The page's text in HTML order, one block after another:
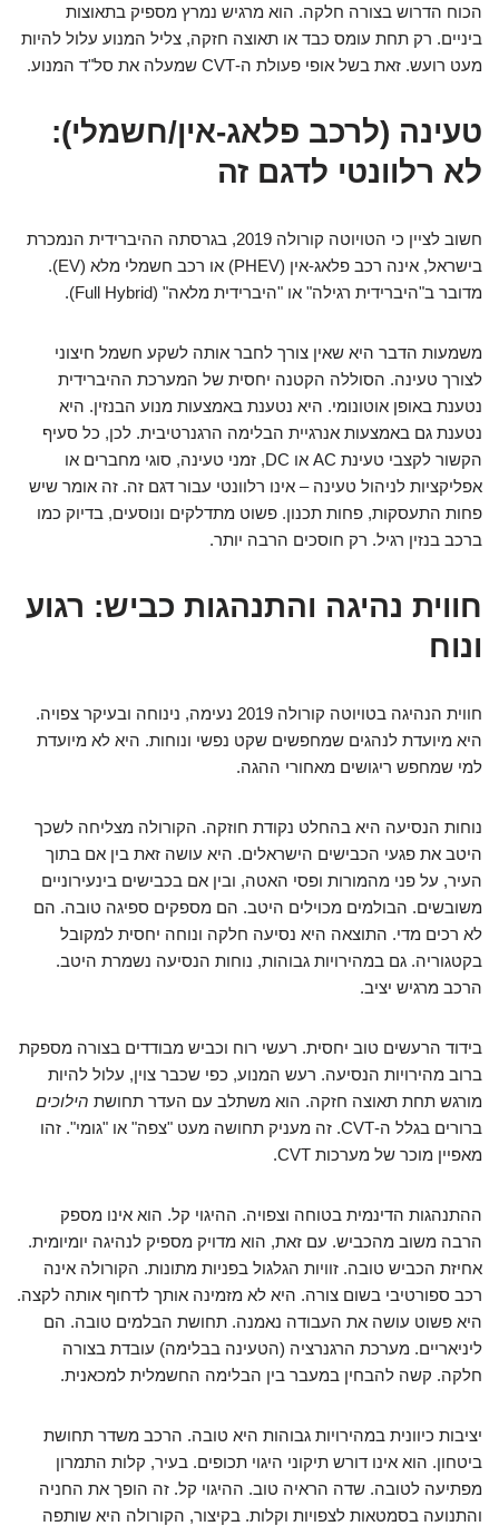
הכוח הדרוש בצורה חלקה. הוא מרגיש נמרץ מספיק בתאוצות
ביניים. רק תחת עומס כבד או תאוצה חזקה, צליל המנוע עלול להיות
מעט רועש. זאת בשל אופי פעולת ה-CVT שמעלה את סל"ד המנוע.
טעינה (לרכב פלאג-אין/חשמלי):
לא רלוונטי לדגם זה
חשוב לציין כי הטויוטה קורולה 2019, בגרסתה ההיברידית הנמכרת
בישראל, אינה רכב פלאג-אין (PHEV) או רכב חשמלי מלא (EV).
מדובר ב"היברידית רגילה" או "היברידית מלאה" (Full Hybrid).
משמעות הדבר היא שאין צורך לחבר אותה לשקע חשמל חיצוני
לצורך טעינה. הסוללה הקטנה יחסית של המערכת ההיברידית
נטענת באופן אוטונומי. היא נטענת באמצעות מנוע הבנזין. היא
נטענת גם באמצעות אנרגיית הבלימה הרגנרטיבית. לכן, כל סעיף
הקשור לקצבי טעינת AC או DC, זמני טעינה, סוגי מחברים או
אפליקציות לניהול טעינה – אינו רלוונטי עבור דגם זה. זה אומר שיש
פחות התעסקות, פחות תכנון. פשוט מתדלקים ונוסעים, בדיוק כמו
ברכב בנזין רגיל. רק חוסכים הרבה יותר.
חווית נהיגה והתנהגות כביש: רגוע
ונוח
חווית הנהיגה בטויוטה קורולה 2019 נעימה, נינוחה ובעיקר צפויה.
היא מיועדת לנהגים שמחפשים שקט נפשי ונוחות. היא לא מיועדת
למי שמחפש ריגושים מאחורי ההגה.
נוחות הנסיעה היא בהחלט נקודת חוזקה. הקורולה מצליחה לשכך
היטב את פגעי הכבישים הישראלים. היא עושה זאת בין אם בתוך
העיר, על פני מהמורות ופסי האטה, ובין אם בכבישים בינעירוניים
משובשים. הבולמים מכוילים היטב. הם מספקים ספיגה טובה. הם
לא רכים מדי. התוצאה היא נסיעה חלקה ונוחה יחסית למקובל
בקטגוריה. גם במהירויות גבוהות, נוחות הנסיעה נשמרת היטב.
הרכב מרגיש יציב.
בידוד הרעשים טוב יחסית. רעשי רוח וכביש מבודדים בצורה מספקת
ברוב מהירויות הנסיעה. רעש המנוע, כפי שכבר צוין, עלול להיות
מורגש תחת תאוצה חזקה. הוא משתלב עם העדר תחושת הילוכים
ברורים בגלל ה-CVT. זה מעניק תחושה מעט "צפה" או "גומי". זהו
מאפיין מוכר של מערכות CVT.
ההתנהגות הדינמית בטוחה וצפויה. ההיגוי קל. הוא אינו מספק
הרבה משוב מהכביש. עם זאת, הוא מדויק מספיק לנהיגה יומיומית.
אחיזת הכביש טובה. זוויות הגלגול בפניות מתונות. הקורולה אינה
רכב ספורטיבי בשום צורה. היא לא מזמינה אותך לדחוף אותה לקצה.
היא פשוט עושה את העבודה נאמנה. תחושת הבלמים טובה. הם
ליניאריים. מערכת הרגנרציה (הטעינה בבלימה) עובדת בצורה
חלקה. קשה להבחין במעבר בין הבלימה החשמלית למכאנית.
יציבות כיוונית במהירויות גבוהות היא טובה. הרכב משדר תחושת
ביטחון. הוא אינו דורש תיקוני היגוי תכופים. בעיר, קלות התמרון
מפתיעה לטובה. שדה הראיה טוב. ההיגוי קל. זה הופך את החניה
והתנועה בסמטאות לצפויות וקלות. בקיצור, הקורולה היא שותפה